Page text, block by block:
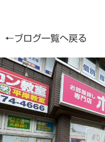
←ブログ一覧へ戻る